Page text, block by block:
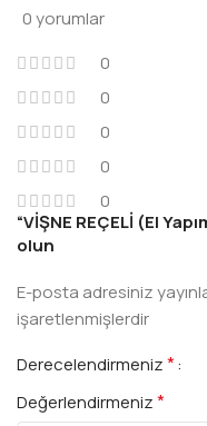
0 yorumlar
0
0
0
0
0
“VİŞNE REÇELİ (El
olun
E-posta adresiniz
işaretlenmişlerdir
Derecelendirmeniz*
Değerlendirmeniz*